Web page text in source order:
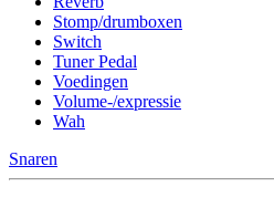
Stomp/drumboxen
Switch
Tuner Pedal
Voedingen
Volume-/expressie
Wah
Snaren